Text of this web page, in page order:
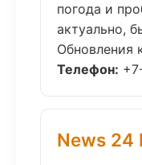
погода и
актуально,
Обновления
Телефон:
News 24